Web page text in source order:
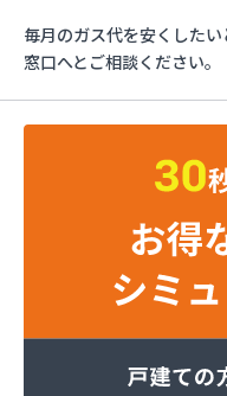
ガステックサービ
ガステックサービス
ガステックサービ
ガステックサービ
ガステックサービ
ガステックサービ
カネテン商店
毎月のガス代を安くした
窓口へとご相談ください。